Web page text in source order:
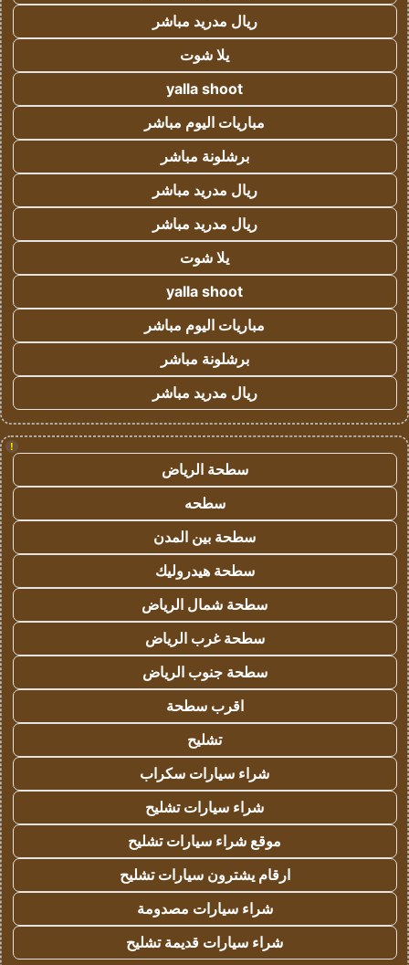
ريال مدريد مباشر
يلا شوت
yalla shoot
مباريات اليوم مباشر
برشلونة مباشر
ريال مدريد مباشر
ريال مدريد مباشر
يلا شوت
yalla shoot
مباريات اليوم مباشر
برشلونة مباشر
ريال مدريد مباشر
!
سطحة الرياض
سطحه
سطحة بين المدن
سطحة هيدروليك
سطحة شمال الرياض
سطحة غرب الرياض
سطحة جنوب الرياض
اقرب سطحة
تشليح
شراء سيارات سكراب
شراء سيارات تشليح
موقع شراء سيارات تشليح
ارقام يشترون سيارات تشليح
شراء سيارات مصدومة
شراء سيارات قديمة تشليح